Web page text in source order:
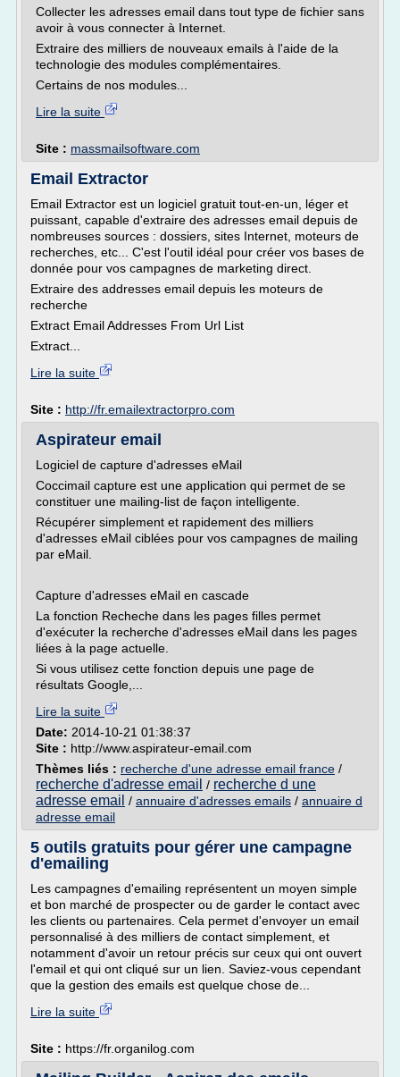
Collecter les adresses email dans tout type de fichier sans
avoir à vous connecter à Internet.
Extraire des milliers de nouveaux emails à l'aide de la
technologie des modules complémentaires.
Certains de nos modules...
Lire la suite
Site : massmailsoftware.com
Email Extractor
Email Extractor est un logiciel gratuit tout-en-un, léger et
puissant, capable d'extraire des adresses email depuis de
nombreuses sources : dossiers, sites Internet, moteurs de
recherches, etc... C'est l'outil idéal pour créer vos bases de
donnée pour vos campagnes de marketing direct.
Extraire des addresses email depuis les moteurs de
recherche
Extract Email Addresses From Url List
Extract...
Lire la suite
Site : http://fr.emailextractorpro.com
Aspirateur email
Logiciel de capture d'adresses eMail
Coccimail capture est une application qui permet de se
constituer une mailing-list de façon intelligente.
Récupérer simplement et rapidement des milliers
d'adresses eMail ciblées pour vos campagnes de mailing
par eMail.
Capture d'adresses eMail en cascade
La fonction Recheche dans les pages filles permet
d'exécuter la recherche d'adresses eMail dans les pages
liées à la page actuelle.
Si vous utilisez cette fonction depuis une page de
résultats Google,...
Lire la suite
Date: 2014-10-21 01:38:37
Site : http://www.aspirateur-email.com
Thèmes liés : recherche d'une adresse email france /
recherche d'adresse email / recherche d une
adresse email / annuaire d'adresses emails / annuaire d
adresse email
5 outils gratuits pour gérer une campagne
d'emailing
Les campagnes d'emailing représentent un moyen simple
et bon marché de prospecter ou de garder le contact avec
les clients ou partenaires. Cela permet d'envoyer un email
personnalisé à des milliers de contact simplement, et
notamment d'avoir un retour précis sur ceux qui ont ouvert
l'email et qui ont cliqué sur un lien. Saviez-vous cependant
que la gestion des emails est quelque chose de...
Lire la suite
Site : https://fr.organilog.com